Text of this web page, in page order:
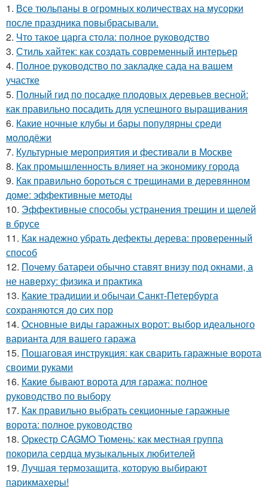
1. Все тюльпаны в огромных количествах на мусорки
после праздника повыбрасывали.
2. Что такое царга стола: полное руководство
3. Стиль хайтек: как создать современный интерьер
4. Полное руководство по закладке сада на вашем
участке
5. Полный гид по посадке плодовых деревьев весной:
как правильно посадить для успешного выращивания
6. Какие ночные клубы и бары популярны среди
молодёжи
7. Культурные мероприятия и фестивали в Москве
8. Как промышленность влияет на экономику города
9. Как правильно бороться с трещинами в деревянном
доме: эффективные методы
10. Эффективные способы устранения трещин и щелей
в брусе
11. Как надежно убрать дефекты дерева: проверенный
способ
12. Почему батареи обычно ставят внизу под окнами, а
не наверху: физика и практика
13. Какие традиции и обычаи Санкт-Петербурга
сохраняются до сих пор
14. Основные виды гаражных ворот: выбор идеального
варианта для вашего гаража
15. Пошаговая инструкция: как сварить гаражные ворота
своими руками
16. Какие бывают ворота для гаража: полное
руководство по выбору
17. Как правильно выбрать секционные гаражные
ворота: полное руководство
18. Оркестр CAGMO Тюмень: как местная группа
покорила сердца музыкальных любителей
19. Лучшая термозащита, которую выбирают
парикмахеры!